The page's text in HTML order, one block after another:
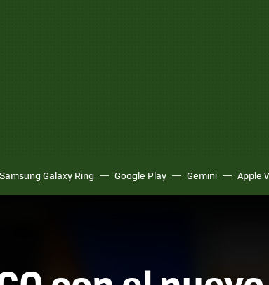
Samsung Galaxy Ring Google Play Gemini Apple